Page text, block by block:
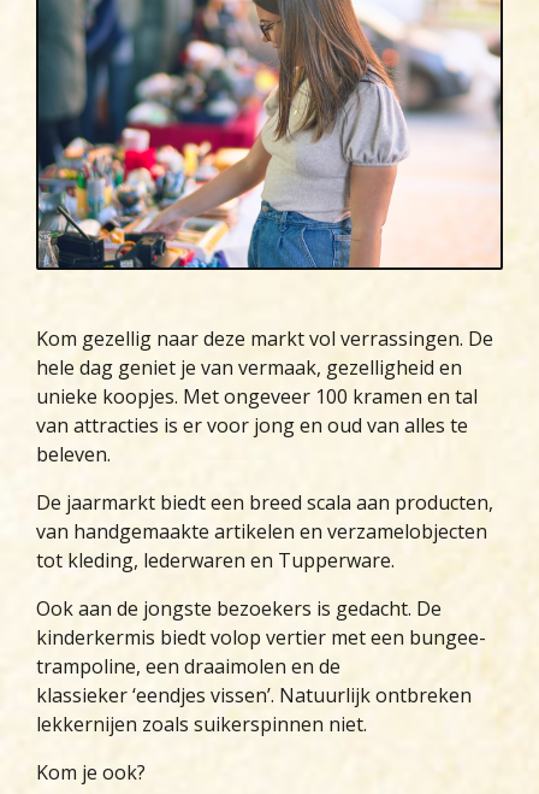
Kom gezellig naar deze markt vol verrassingen. De
hele dag geniet je van vermaak, gezelligheid en
unieke koopjes. Met ongeveer 100 kramen en tal
van attracties is er voor jong en oud van alles te
beleven.
De jaarmarkt biedt een breed scala aan producten,
van handgemaakte artikelen en verzamelobjecten
tot kleding, lederwaren en Tupperware.
Ook aan de jongste bezoekers is gedacht. De
kinderkermis biedt volop vertier met een bungee-
trampoline, een draaimolen en de
klassieker ‘eendjes vissen’. Natuurlijk ontbreken
lekkernijen zoals suikerspinnen niet.
Kom je ook?